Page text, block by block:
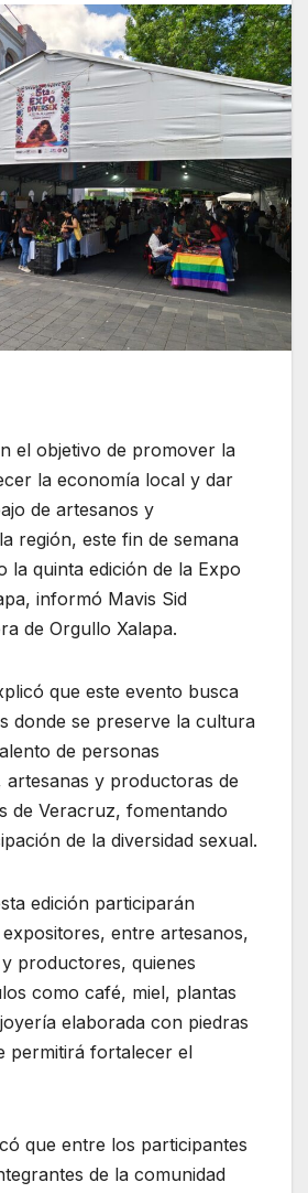
el objetivo de promover la
la economía local y dar
de artesanos y
región, este fin de semana
la quinta edición de la Expo
informó Mavis Sid
de Orgullo Xalapa.
que este evento busca
donde se preserve la cultura
de personas
artesanas y productoras de
de Veracruz, fomentando
de la diversidad sexual.
edición participarán
entre artesanos,
productores, quienes
como café, miel, plantas
elaborada con piedras
permitirá fortalecer el
que entre los participantes
de la comunidad